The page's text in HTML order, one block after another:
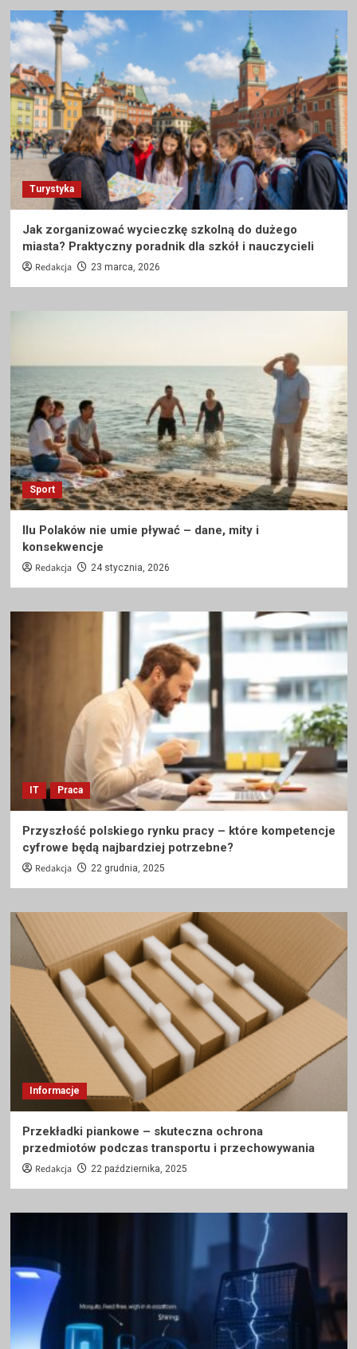
Turystyka
Jak zorganizować wycieczkę szkolną do dużego
miasta? Praktyczny poradnik dla szkół i nauczycieli
Redakcja 23 marca, 2026
Sport
Ilu Polaków nie umie pływać – dane, mity i
konsekwencje
Redakcja 24 stycznia, 2026
IT Praca
Przyszłość polskiego rynku pracy – które kompetencje
cyfrowe będą najbardziej potrzebne?
Redakcja 22 grudnia, 2025
Informacje
Przekładki piankowe – skuteczna ochrona
przedmiotów podczas transportu i przechowywania
Redakcja 22 października, 2025